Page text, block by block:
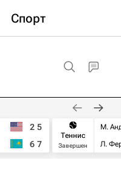
Спорт
2 5
6 7
Теннис
Завершен
М.
Л.